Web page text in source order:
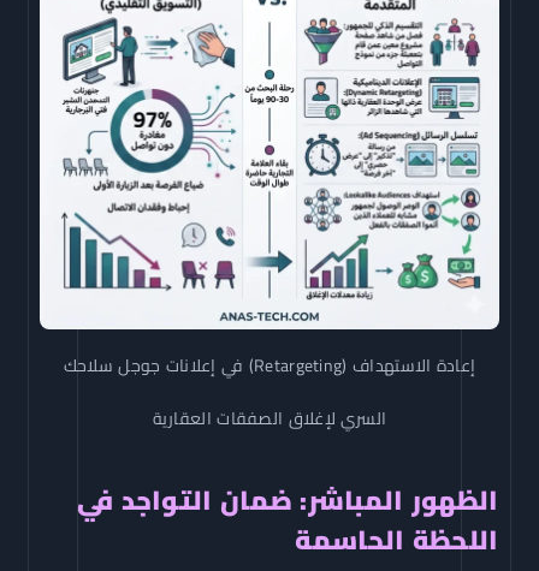
إعادة الاستهداف (Retargeting) في إعلانات جوجل سلاحك
السري لإغلاق الصفقات العقارية
الظهور المباشر: ضمان التواجد في
اللحظة الحاسمة